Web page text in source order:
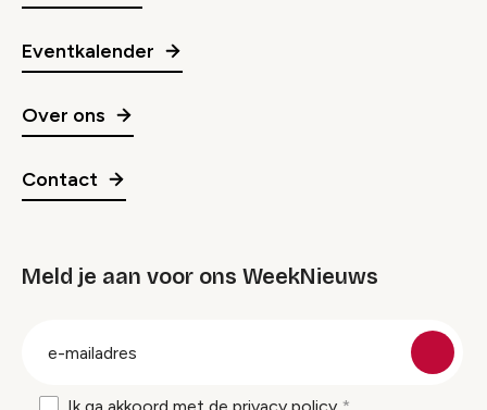
Eventkalender
Over ons
Contact
Meld je aan voor ons WeekNieuws